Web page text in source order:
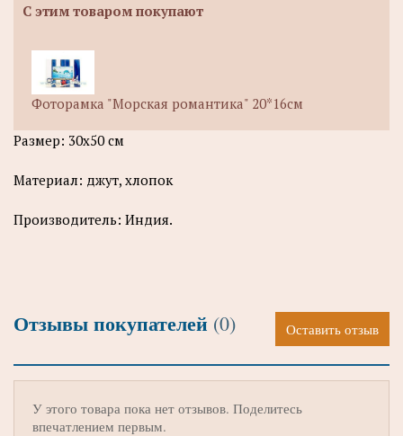
С этим товаром покупают
Фоторамка "Морская романтика" 20*16см
Размер: 30х50 см
Материал: джут, хлопок
Производитель: Индия.
Отзывы покупателей (0) Оставить отзыв
У этого товара пока нет отзывов. Поделитесь
впечатлением первым.